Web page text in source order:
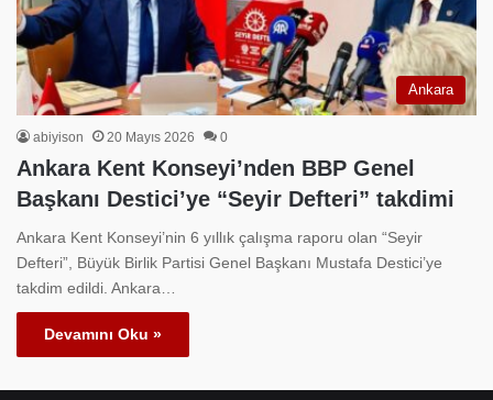
Ankara
abiyison 20 Mayıs 2026 0
Ankara Kent Konseyi’nden BBP Genel
Başkanı Destici’ye “Seyir Defteri” takdimi
Ankara Kent Konseyi’nin 6 yıllık çalışma raporu olan “Seyir
Defteri”, Büyük Birlik Partisi Genel Başkanı Mustafa Destici’ye
takdim edildi. Ankara…
Devamını Oku »